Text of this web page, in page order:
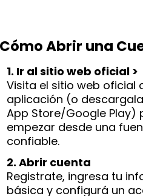
Cómo Abrir una
1. Ir al sitio web oficial >
Visita el sitio web oficial
aplicación (o
App Store/Google Play)
empezar desde una
confiable.
2. Abrir cuenta
Registrate, ingresa tu
básica y configurá un